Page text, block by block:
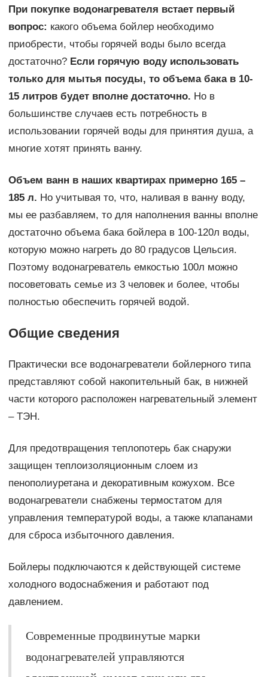
При покупке водонагревателя встает первый
вопрос: какого объема бойлер необходимо
приобрести, чтобы горячей воды было всегда
достаточно? Если горячую воду использовать
только для мытья посуды, то объема бака в 10-
15 литров будет вполне достаточно. Но в
большинстве случаев есть потребность в
использовании горячей воды для принятия душа, а
многие хотят принять ванну.
Объем ванн в наших квартирах примерно 165 –
185 л. Но учитывая то, что, наливая в ванну воду,
мы ее разбавляем, то для наполнения ванны вполне
достаточно объема бака бойлера в 100-120л воды,
которую можно нагреть до 80 градусов Цельсия.
Поэтому водонагреватель емкостью 100л можно
посоветовать семье из 3 человек и более, чтобы
полностью обеспечить горячей водой.
Общие сведения
Практически все водонагреватели бойлерного типа
представляют собой накопительный бак, в нижней
части которого расположен нагревательный элемент
– ТЭН.
Для предотвращения теплопотерь бак снаружи
защищен теплоизоляционным слоем из
пенополиуретана и декоративным кожухом. Все
водонагреватели снабжены термостатом для
управления температурой воды, а также клапанами
для сброса избыточного давления.
Бойлеры подключаются к действующей системе
холодного водоснабжения и работают под
давлением.
Современные продвинутые марки
водонагревателей управляются